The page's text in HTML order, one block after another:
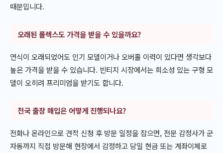
때문입니다.
오래된 롤렉스도 가격을 받을 수 있을까요?
연식이 오래되었어도 인기 모델이거나 오버홀 이력이 있다면 생각보다
높은 가격을 받을 수 있습니다. 빈티지 시장에서는 희소성 있는 구형 모
델이 오히려 프리미엄을 받기도 합니다.
전국 출장 매입은 어떻게 진행되나요?
전화나 온라인으로 견적 신청 후 방문 일정을 잡으면, 전문 감정사가 군
자동까지 직접 방문해 현장에서 감정하고 당일 현금 또는 계좌이체로